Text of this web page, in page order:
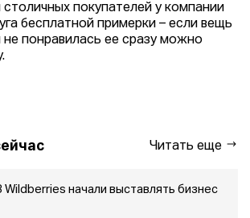
столичных покупателей у компании
бесплатной примерки – если вещь
понравилась ее сразу можно
Читать еще
начали выставлять бизнес